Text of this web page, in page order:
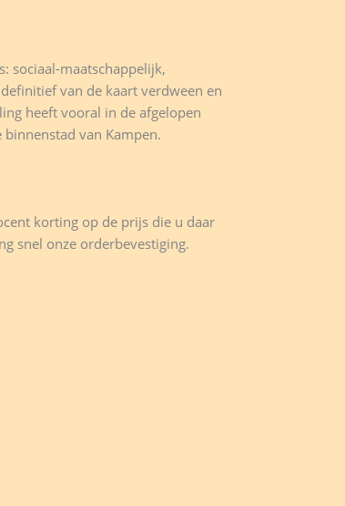
sociaal-maatschappelijk,
van de kaart verdween en
heeft vooral in de afgelopen
van Kampen.
korting op de prijs die u daar
snel onze orderbevestiging.